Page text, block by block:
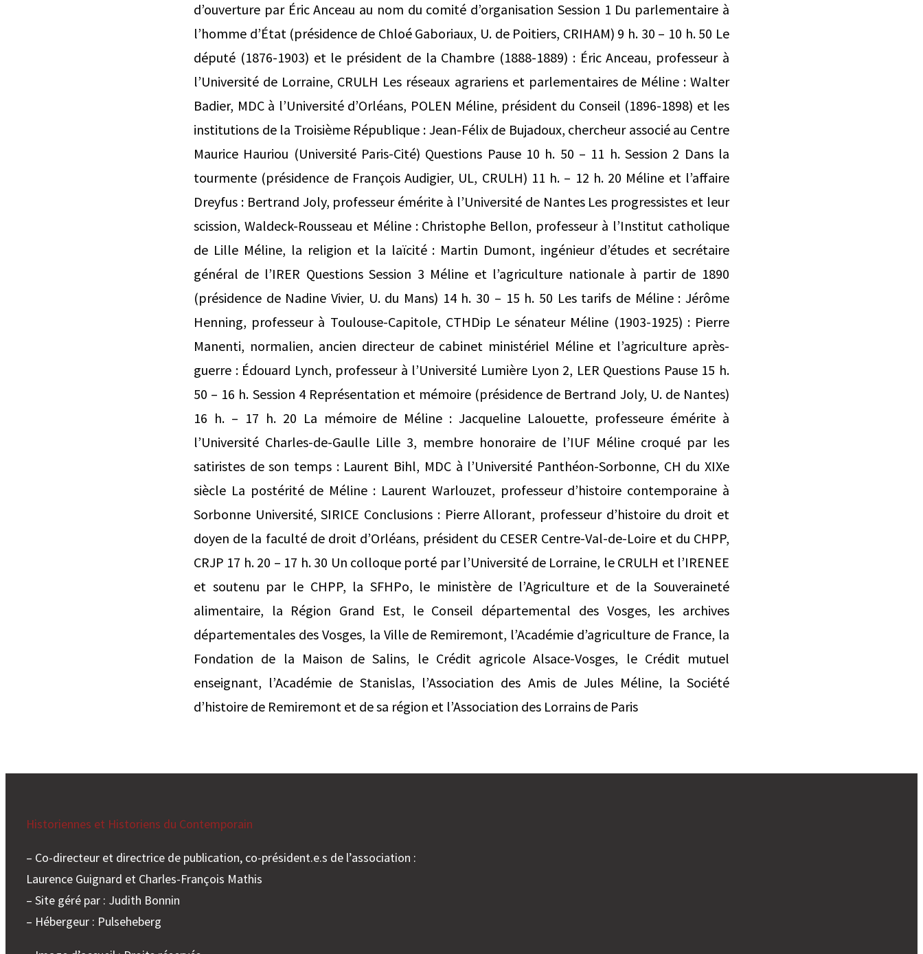
d’ouverture par Éric Anceau au nom du comité d’organisation Session 1 Du parlementaire à
l’homme d’État (présidence de Chloé Gaboriaux, U. de Poitiers, CRIHAM) 9 h. 30 – 10 h. 50 Le
député (1876-1903) et le président de la Chambre (1888-1889) : Éric Anceau, professeur à
l’Université de Lorraine, CRULH Les réseaux agrariens et parlementaires de Méline : Walter
Badier, MDC à l’Université d’Orléans, POLEN Méline, président du Conseil (1896-1898) et les
institutions de la Troisième République : Jean-Félix de Bujadoux, chercheur associé au Centre
Maurice Hauriou (Université Paris-Cité) Questions Pause 10 h. 50 – 11 h. Session 2 Dans la
tourmente (présidence de François Audigier, UL, CRULH) 11 h. – 12 h. 20 Méline et l’affaire
Dreyfus : Bertrand Joly, professeur émérite à l’Université de Nantes Les progressistes et leur
scission, Waldeck-Rousseau et Méline : Christophe Bellon, professeur à l’Institut catholique
de Lille Méline, la religion et la laïcité : Martin Dumont, ingénieur d’études et secrétaire
général de l’IRER Questions Session 3 Méline et l’agriculture nationale à partir de 1890
(présidence de Nadine Vivier, U. du Mans) 14 h. 30 – 15 h. 50 Les tarifs de Méline : Jérôme
Henning, professeur à Toulouse-Capitole, CTHDip Le sénateur Méline (1903-1925) : Pierre
Manenti, normalien, ancien directeur de cabinet ministériel Méline et l’agriculture après-
guerre : Édouard Lynch, professeur à l’Université Lumière Lyon 2, LER Questions Pause 15 h.
50 – 16 h. Session 4 Représentation et mémoire (présidence de Bertrand Joly, U. de Nantes)
16 h. – 17 h. 20 La mémoire de Méline : Jacqueline Lalouette, professeure émérite à
l’Université Charles-de-Gaulle Lille 3, membre honoraire de l’IUF Méline croqué par les
satiristes de son temps : Laurent Bihl, MDC à l’Université Panthéon-Sorbonne, CH du XIXe
siècle La postérité de Méline : Laurent Warlouzet, professeur d’histoire contemporaine à
Sorbonne Université, SIRICE Conclusions : Pierre Allorant, professeur d’histoire du droit et
doyen de la faculté de droit d’Orléans, président du CESER Centre-Val-de-Loire et du CHPP,
CRJP 17 h. 20 – 17 h. 30 Un colloque porté par l’Université de Lorraine, le CRULH et l’IRENEE
et soutenu par le CHPP, la SFHPo, le ministère de l’Agriculture et de la Souveraineté
alimentaire, la Région Grand Est, le Conseil départemental des Vosges, les archives
départementales des Vosges, la Ville de Remiremont, l’Académie d’agriculture de France, la
Fondation de la Maison de Salins, le Crédit agricole Alsace-Vosges, le Crédit mutuel
enseignant, l’Académie de Stanislas, l’Association des Amis de Jules Méline, la Société
d’histoire de Remiremont et de sa région et l’Association des Lorrains de Paris
Historiennes et Historiens du Contemporain
– Co-directeur et directrice de publication, co-président.e.s de l’association :
Laurence Guignard et Charles-François Mathis
– Site géré par : Judith Bonnin
– Hébergeur : Pulseheberg